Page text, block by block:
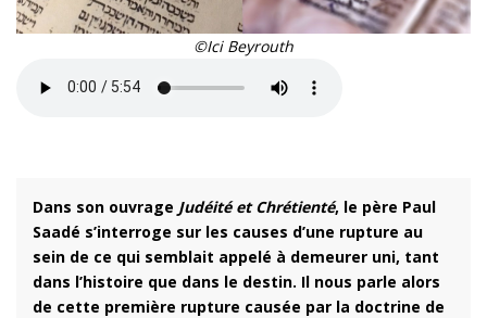
©Ici Beyrouth
Dans son ouvrage Judéité et Chrétienté, le père Paul
Saadé s’interroge sur les causes d’une rupture au
sein de ce qui semblait appelé à demeurer uni, tant
dans l’histoire que dans le destin. Il nous parle alors
de cette première rupture causée par la doctrine de